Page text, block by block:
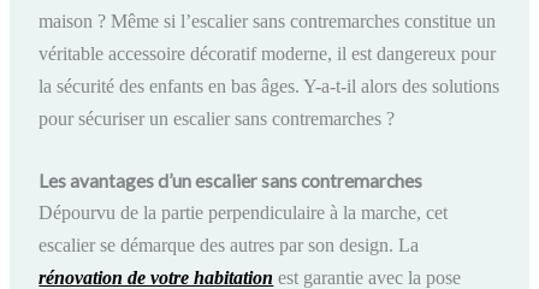
maison ? Même si l’escalier sans contremarches constitue un
véritable accessoire décoratif moderne, il est dangereux pour
la sécurité des enfants en bas âges. Y-a-t-il alors des solutions
pour sécuriser un escalier sans contremarches ?
Les avantages d’un escalier sans contremarches
Dépourvu de la partie perpendiculaire à la marche, cet
escalier se démarque des autres par son design. La
rénovation de votre habitation est garantie avec la pose